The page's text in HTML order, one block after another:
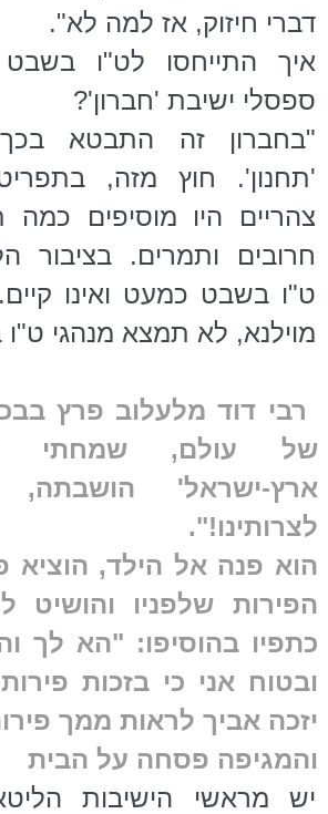
דברי חיזוק, אז למה לא".
איך התייחסו לט"ו בשבט
ספסלי ישיבת 'חברון'?
"בחברון זה התבטא
'תחנון'. חוץ מזה,
צהריים היו מוסיפים כמה
חרובים ותמרים. בציבור
ט"ו בשבט כמעט ואינו
מוילנא, לא תמצא מנהגי
רבי דוד מלעלוב פרץ
של עולם, שמחתי
ארץ-ישראל'
לצרותינו!".
הוא פנה אל הילד, הוציא
הפירות שלפניו והושיט
כתפיו בהוסיפו: "הא לך
ובטוח אני כי בזכות
יזכה אביך לראות ממך
והמגיפה פסחה על הבית
יש מראשי הישיבות